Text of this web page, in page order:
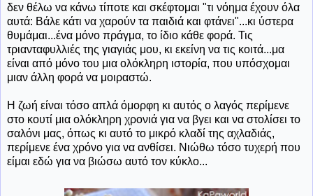
δεν θέλω να κάνω τίποτε και σκέφτομαι "τι νόημα έχουν όλα
αυτά: Βάλε κάτι να χαρούν τα παιδιά και φτάνει"...κι ύστερα
θυμάμαι...ένα μόνο πράγμα, το ίδιο κάθε φορά. Τις
τριανταφυλλιές της γιαγιάς μου, κι εκείνη να τις κοιτά...μα
είναι από μόνο του μια ολόκληρη ιστορία, που υπόσχομαι
μιαν άλλη φορά να μοιραστώ.
Η ζωή είναι τόσο απλά όμορφη κι αυτός ο λαγός περίμενε
στο κουτί μια ολόκληρη χρονιά για να βγει και να στολίσει το
σαλόνι μας, όπως κι αυτό το μικρό κλαδί της αχλαδιάς,
περίμενε ένα χρόνο για να ανθίσει. Νιώθω τόσο τυχερή που
είμαι εδώ για να βιώσω αυτό τον κύκλο...